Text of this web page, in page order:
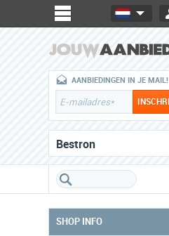
AANBIEDINGEN IN JE MAIL!
Bestron
SHOP INFO